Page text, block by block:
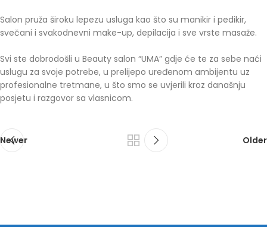
Salon pruža široku lepezu usluga kao što su manikir i pedikir,
svečani i svakodnevni make-up, depilacija i sve vrste masaže.
Svi ste dobrodošli u Beauty salon “UMA” gdje će te za sebe naći
uslugu za svoje potrebe, u prelijepo uređenom ambijentu uz
profesionalne tretmane, u što smo se uvjerili kroz današnju
posjetu i razgovor sa vlasnicom.
Newer Older